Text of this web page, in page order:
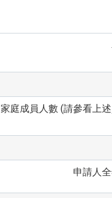
家庭成員人數 (請參看上
申請人